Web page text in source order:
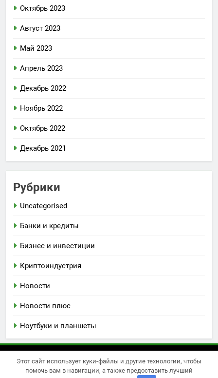
Октябрь 2023
Август 2023
Май 2023
Апрель 2023
Декабрь 2022
Ноябрь 2022
Октябрь 2022
Декабрь 2021
Рубрики
Uncategorised
Банки и кредиты
Бизнес и инвестиции
Криптоиндустрия
Новости
Новости плюс
Ноутбуки и планшеты
Newsmatic - новостная тема для WordPress 2026.
Powered ByBlazeThemes.
Этот сайт использует куки-файлы и другие технологии, чтобы
помочь вам в навигации, а также предоставить лучший